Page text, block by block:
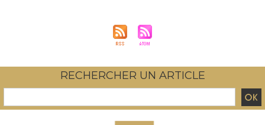
RECHERCHER UN ARTICLE